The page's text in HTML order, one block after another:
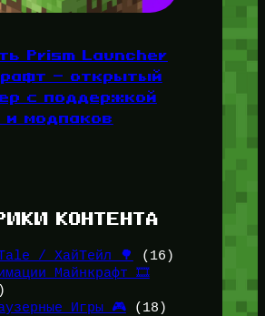
Prism Launcher
— открытый
с поддержкой
и модпаков
КОНТЕНТА
/ ХайТейл 🌳
(16)
Майнкрафт 🎞️
Игры 🎮(18)